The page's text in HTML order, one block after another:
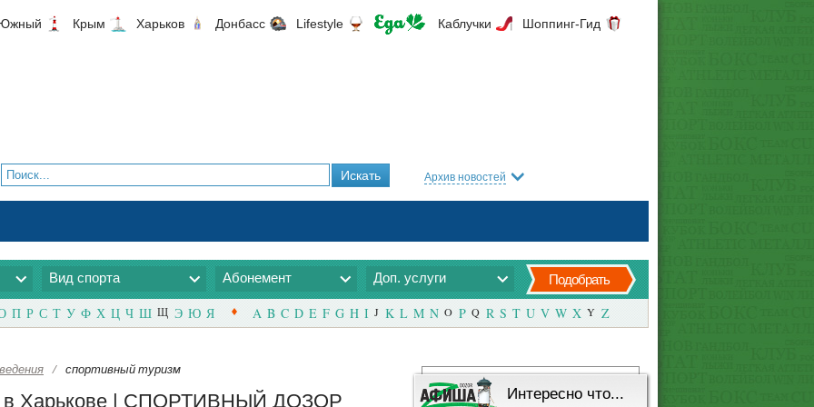
Крым Харьков Донбасс Lifestyle Каблучки Шоппинг-Гид
Архив новостей
Вид спорта Абонемент Доп. услуги Подобрать
П Р С Т У Ф Х Ц Ч Ш Щ Э Ю Я A B C D E F G H I J K L M N O P Q R S T U V W X Y Z
/ спортивный туризм
в Харькове | СПОРТИВНЫЙ ДОЗОР Интересно что...